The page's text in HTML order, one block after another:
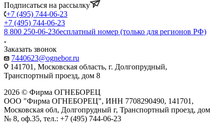
Подписаться на рассылку
+7 (495) 744-06-23
+7 (495) 744-06-23
8 800 250-06-23бесплатный номер (только для регионов РФ)
Заказать звонок
7440623@ognebor.ru
141701, Московская область, г. Долгопрудный,
Транспортный проезд, дом 8
2026 © Фирма ОГНЕБОРЕЦ
ООО "Фирма ОГНЕБОРЕЦ", ИНН 7708290490, 141701,
Московская обл, Долгопрудный г, Транспортный проезд, дом
№ 8, оф.35, тел.: +7 (495) 744-06-23